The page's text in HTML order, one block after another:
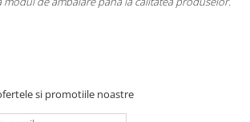
si promotiile noastre